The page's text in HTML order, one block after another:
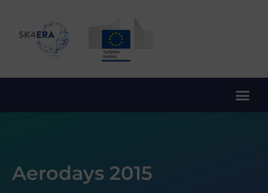
Aerodays 2015